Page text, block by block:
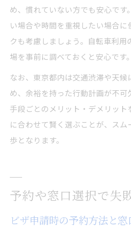
め、慣れていない方でも安心です
い場合や時間を重視したい場合に
クも考慮しましょう。自転車利用
場を事前に調べておくと安心です。
なお、東京都内は交通渋滞や天候
め、余裕を持った行動計画が不可
手段ごとのメリット・デメリット
に合わせて賢く選ぶことが、スム
歩となります。
予約や窓口選択で失
ビザ申請時の予約方法と